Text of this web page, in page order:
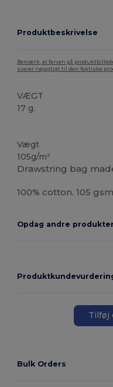
Produktbeskrivelse
Bemærk, at farven på
svarer nøjagtigt til den faktiske
VÆGT
17 g.
Vægt
105g/m²
Drawstring bag
100% cotton. 105
Opdag andre produkter
Tilføj
Bulk Orders